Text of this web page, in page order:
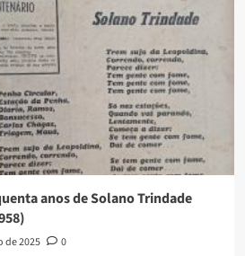
anos de Solano Trindade
de 2025
0